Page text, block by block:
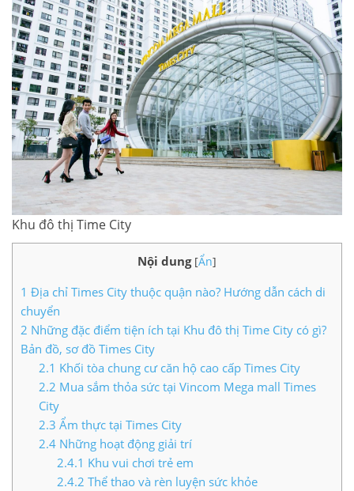
TIN TỨC
VIDEO
LIÊN HỆ TIMES CITY
Khu đô thị Time City
Nội dung [Ẩn]
1 Địa chỉ Times City thuộc quận nào? Hướng dẫn cách di
chuyển
2 Những đặc điểm tiện ích tại Khu đô thị Time City có gì?
Bản đồ, sơ đồ Times City
2.1 Khối tòa chung cư căn hộ cao cấp Times City
2.2 Mua sắm thỏa sức tại Vincom Mega mall Times
City
2.3 Ẩm thực tại Times City
2.4Những hoạt động giải trí
2.4.1 Khu vui chơi trẻ em
2.4.2 Thể thao và rèn luyện sức khỏe